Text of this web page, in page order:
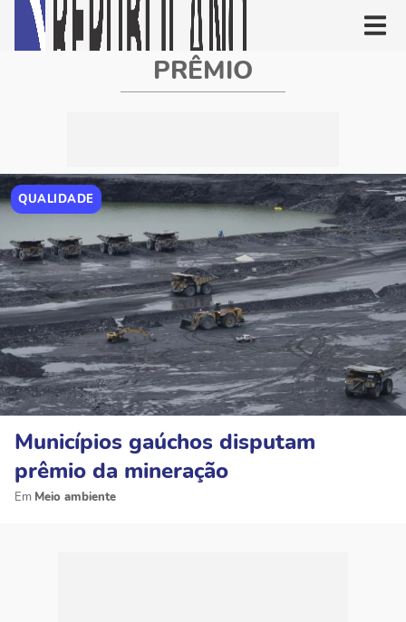
PRÊMIO
QUALIDADE
Municípios gaúchos disputam
prêmio da mineração
Meio ambiente